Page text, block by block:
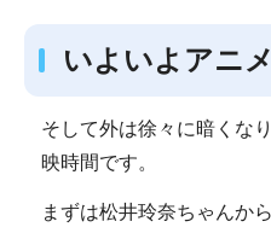
いよいよアニ
そして外は徐々に暗くな
映時間です。
まずは松井玲奈ちゃんか